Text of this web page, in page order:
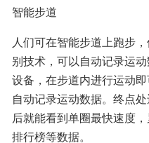
智能步道
人们可在智能步道上跑步
别技术，可以自动记录运
设备，在步道内进行运动
自动记录运动数据。终点
后就能看到单圈最快速度
排行榜等数据。